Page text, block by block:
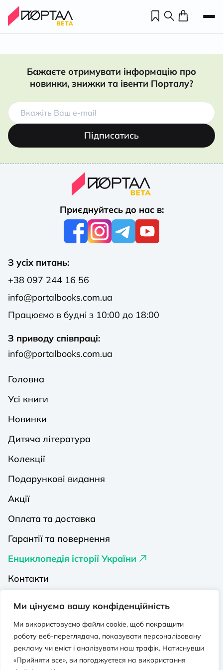
Ми цінуємо вашу конфіденційність
Ми використовуємо файли cookie, щоб покращити
роботу веб-переглядача, показувати персоналізовану
рекламу чи вміст і аналізувати наш трафік. Натиснувши
«Прийняти все», ви погоджуєтеся на використання
Бажаєте отримувати інформацію про
новинки, знижки та івенти Порталу?
Підписатись
Приєднуйтесь до нас в:
З усіх питань:
+38 097 244 16 56
info@portalbooks.com.ua
Працюємо в будні з 10:00 до 18:00
З приводу співпраці:
info@portalbooks.com.ua
Головна
Усі книги
Новинки
Дитяча література
Колекції
Подарункові видання
Акції
Оплата та доставка
Гарантії та повернення
Енциклопедія історії України
Контакти
Видавництва на Порталі
Політика конфіденційності
Публічна оферта